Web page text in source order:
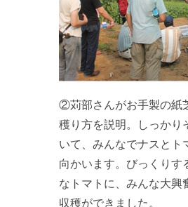
②苅部さんがお手製の紙
穫り方を説明。しっかり
いて、みんなでナスとト
向かいます。びっくりす
なトマトに、みんな大興
収穫ができました。